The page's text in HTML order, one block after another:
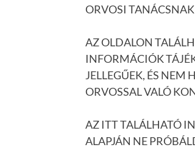
ORVOSI
AZ OLDALON
INFORMÁCIÓK
JELLEGŰEK, ÉS NEM
ORVOSSAL VALÓ
AZ ITT TALÁLHATÓ
ALAPJÁN NE